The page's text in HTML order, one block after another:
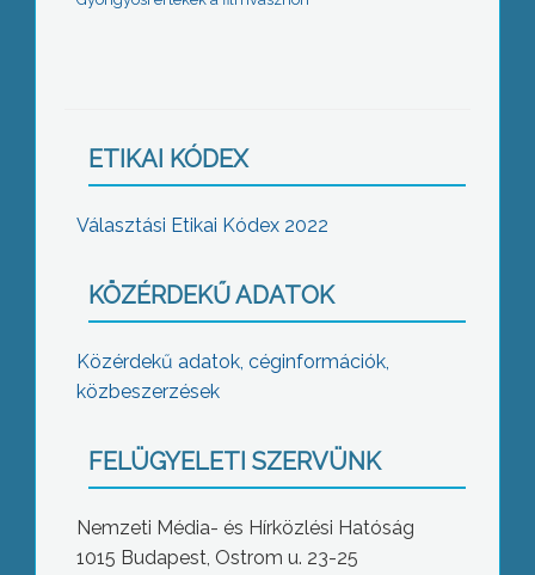
ETIKAI KÓDEX
Választási Etikai Kódex 2022
KÖZÉRDEKŰ ADATOK
Közérdekű adatok, céginformációk,
közbeszerzések
FELÜGYELETI SZERVÜNK
Nemzeti Média- és Hírközlési Hatóság
1015 Budapest, Ostrom u. 23-25